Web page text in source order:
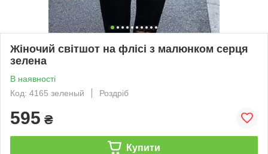
Жіночий світшот на флісі з малюнком серця
зелена
В наявності
Код: 4165 зеленый
Роздріб
595 ₴
Купити